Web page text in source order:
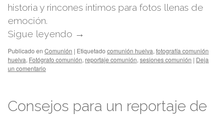
historia y rincones íntimos para fotos llenas de
emoción.
Sigue leyendo →
Publicado en Comunión | Etiquetado comunión huelva, fotografía comunión
huelva, Fotógrafo comunión, reportaje comunión, sesiones comunión | Deja
un comentario
Consejos para un reportaje de